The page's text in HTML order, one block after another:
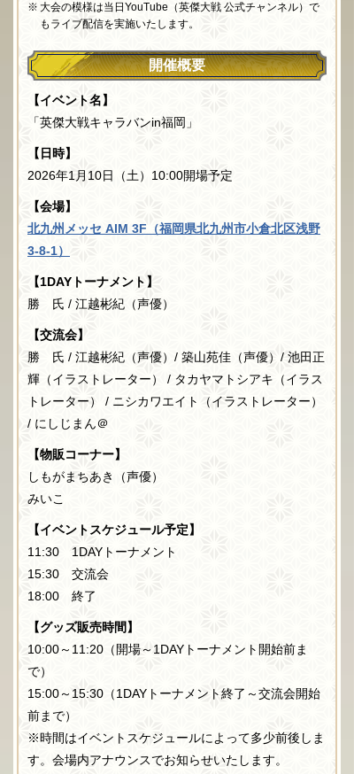
大会の模様は当日YouTube（英傑大戦 公式チャンネル）で
もライブ配信を実施いたします。
開催概要
【イベント名】
「英傑大戦キャラバンin福岡」
【日時】
2026年1月10日（土）10:00開場予定
【会場】
北九州メッセ AIM 3F （福岡県北九州市小倉北区浅野
3-8-1）
【1DAY トーナメント】
勝 氏 / 江越彬紀（声優）
【交流会】
勝 氏 / 江越彬紀（声優） / 築山苑佳（声優）/ 池田正
輝（イラストレーター） / タカヤマトシアキ（イラス
トレーター） / ニシカワエイト（イラストレーター）
/ にしじまん＠
【物販コーナー】
しもがまちあき（声優）
みいこ
【イベントスケジュール予定】
11:30 1DAYトーナメント
15:30 交流会
18:00 終了
【グッズ販売時間】
10:00～11:20（開場～1DAYトーナメント開始前ま
で）
15:00～15:30（1DAYトーナメント終了～交流会開始
前まで）
※時間はイベントスケジュールによって多少前後しま
す。会場内アナウンスでお知らせいたします。